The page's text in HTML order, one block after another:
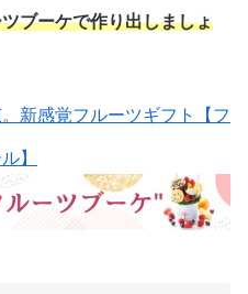
ブーケで作り出しましょ
新感覚フルーツギフト【フ
】